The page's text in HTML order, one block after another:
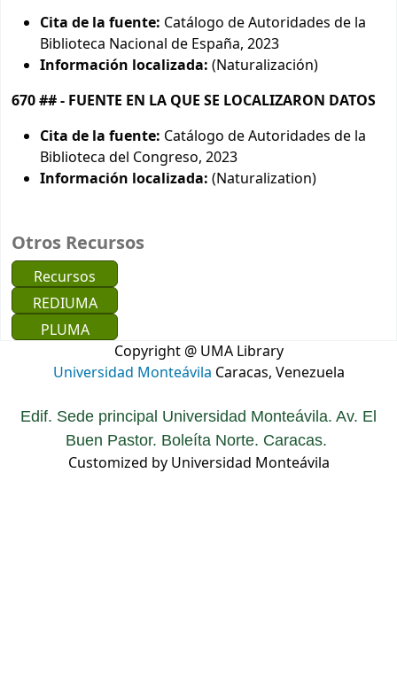
Otros Recursos
Recursos
REDIUMA
PLUMA
Cita de la fuente: Catálogo de Autoridades de la
Biblioteca Nacional de España, 2023
Información localizada: (Naturalización)
670 ## - FUENTE EN LA QUE SE LOCALIZARON DATOS
Cita de la fuente: Catálogo de Autoridades de la
Biblioteca del Congreso, 2023
Información localizada: (Naturalization)
Copyright @ UMA Library
Universidad Monteávila Caracas, Venezuela
Edif. Sede principal Universidad Monteávila. Av. El
Buen Pastor. Boleíta Norte. Caracas.
Customized by Universidad Monteávila